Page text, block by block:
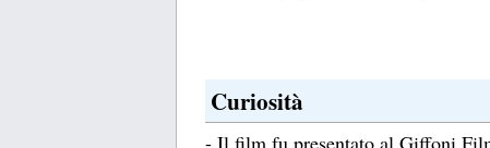
Curiosità